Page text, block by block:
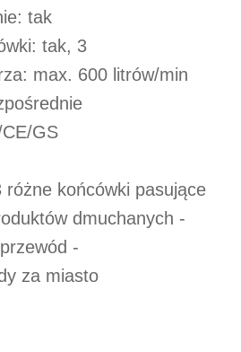
tak
tak, 3
max. 600 litrów/min
GS
końcówki pasujące
dmuchanych -
-
za miasto